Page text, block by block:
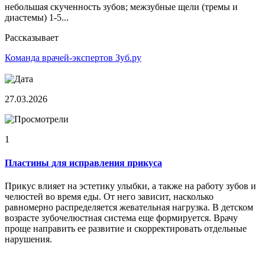
небольшая скученность зубов; межзубные щели (тремы и
диастемы) 1-5...
Рассказывает
Команда врачей-экспертов Зуб.ру
27.03.2026
1
Пластины для исправления прикуса
Прикус влияет на эстетику улыбки, а также на работу зубов и
челюстей во время еды. От него зависит, насколько
равномерно распределяется жевательная нагрузка. В детском
возрасте зубочелюстная система еще формируется. Врачу
проще направить ее развитие и скорректировать отдельные
нарушения.